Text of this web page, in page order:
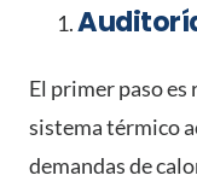
El primer paso
sistema térmico
demandas de